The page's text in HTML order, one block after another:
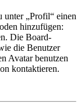
unter „Profil“ einen
hinzufügen:
Die Board-
die Benutzer
Avatar benutzen
kontaktieren.